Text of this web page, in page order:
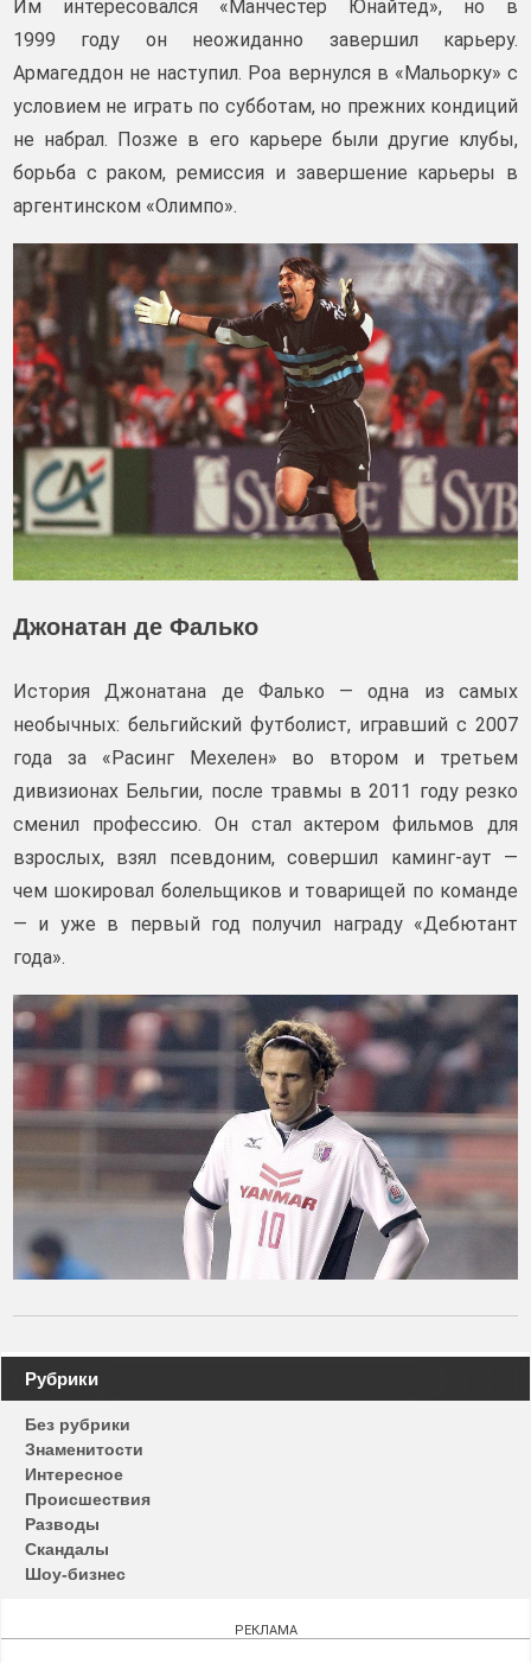
Им интересовался «Манчестер Юнайтед», но в
1999 году он неожиданно завершил карьеру.
Армагеддон не наступил. Роа вернулся в «Мальорку» с
условием не играть по субботам, но прежних кондиций
не набрал. Позже в его карьере были другие клубы,
борьба с раком, ремиссия и завершение карьеры в
аргентинском «Олимпо».
Джонатан де Фалько
История Джонатана де Фалько — одна из самых
необычных: бельгийский футболист, игравший с 2007
года за «Расинг Мехелен» во втором и третьем
дивизионах Бельгии, после травмы в 2011 году резко
сменил профессию. Он стал актером фильмов для
взрослых, взял псевдоним, совершил каминг‑аут —
чем шокировал болельщиков и товарищей по команде
— и уже в первый год получил награду «Дебютант
года».
Навигация
по
записям
Рубрики
Без рубрики
Знаменитости
Интересное
Происшествия
Разводы
Скандалы
Шоу-бизнес
РЕКЛАМА